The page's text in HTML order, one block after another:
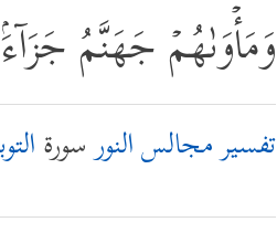
وَمَأۡوَىٰهُمۡ جَهَنَّمُ
تفسير مجالس النورسورة